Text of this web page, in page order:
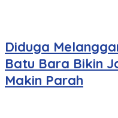
Diduga
Batu Bara Bikin
Makin Parah